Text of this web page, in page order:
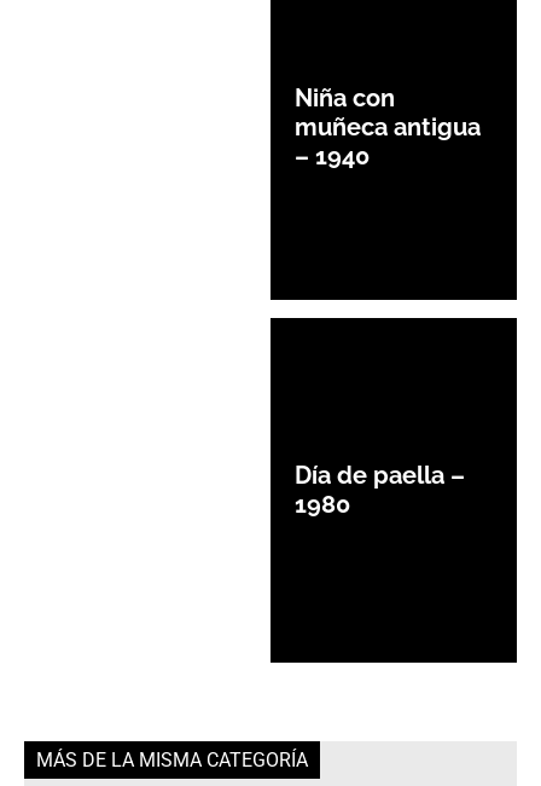
Niña con
muñeca antigua
– 1940
Día de paella –
1980
MÁS DE LA MISMA CATEGORÍA